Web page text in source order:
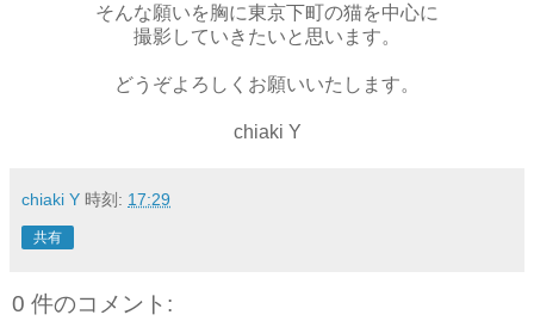
そんな願いを胸に東京下町の猫を中心に
撮影していきたいと思います。
どうぞよろしくお願いいたします。
chiaki Y
chiaki Y 時刻: 17:29
共有
0 件のコメント: